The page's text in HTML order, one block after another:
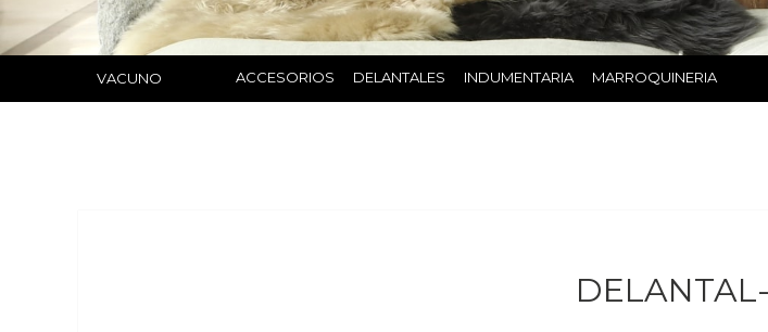
VACUNO ACCESORIOS DELANTALES INDUMENTARIA MARROQUINERIA